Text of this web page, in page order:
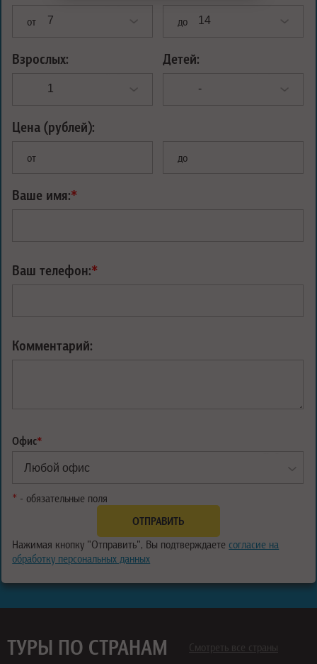
от до
Взрослых: Детей:
Цена (рублей):
от до
Ваше имя:*
Ваш телефон:*
Комментарий:
Офис*
* - обязательные поля
Нажимая кнопку "Отправить", Вы подтверждаете согласие на
обработку персональных данных
ТУРЫ ПО СТРАНАМ Смотреть все страны